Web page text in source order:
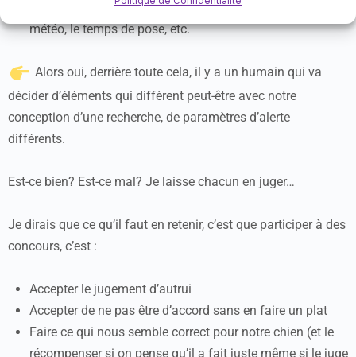
Certains paramètres sont influencés par les conditions
météo, le temps de pose, etc.
Alors oui, derrière toute cela, il y a un humain qui va
décider d’éléments qui diffèrent peut-être avec notre
conception d’une recherche, de paramètres d’alerte
différents.
Est-ce bien? Est-ce mal? Je laisse chacun en juger…
Je dirais que ce qu’il faut en retenir, c’est que participer à des
concours, c’est :
Accepter le jugement d’autrui
Accepter de ne pas être d’accord sans en faire un plat
Faire ce qui nous semble correct pour notre chien (et le
récompenser si on pense qu’il a fait juste même si le juge